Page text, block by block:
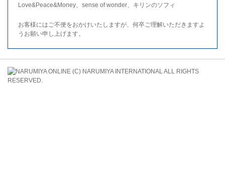
Love&Peace&Money、sense of wonder、キリンのソフィ
お客様にはご不便をおかけいたしますが、何卒ご理解いただきますよ
うお願い申し上げます。